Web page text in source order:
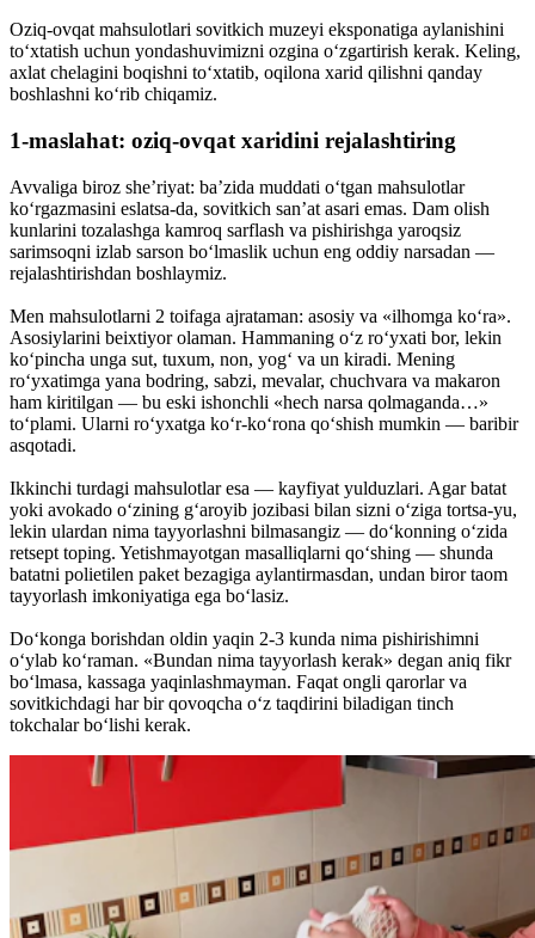
Oziq-ovqat mahsulotlari sovitkich muzeyi eksponatiga aylanishini
to‘xtatish uchun yondashuvimizni ozgina o‘zgartirish kerak. Keling,
axlat chelagini boqishni to‘xtatib, oqilona xarid qilishni qanday
boshlashni ko‘rib chiqamiz.
1-maslahat: oziq-ovqat xaridini rejalashtiring
Avvaliga biroz she’riyat: ba’zida muddati o‘tgan mahsulotlar
ko‘rgazmasini eslatsa-da, sovitkich san’at asari emas. Dam olish
kunlarini tozalashga kamroq sarflash va pishirishga yaroqsiz
sarimsoqni izlab sarson bo‘lmaslik uchun eng oddiy narsadan —
rejalashtirishdan boshlaymiz.
Men mahsulotlarni 2 toifaga ajrataman: asosiy va «ilhomga ko‘ra».
Asosiylarini beixtiyor olaman. Hammaning o‘z ro‘yxati bor, lekin
ko‘pincha unga sut, tuxum, non, yog‘ va un kiradi. Mening
ro‘yxatimga yana bodring, sabzi, mevalar, chuchvara va makaron
ham kiritilgan — bu eski ishonchli «hech narsa qolmaganda…»
to‘plami. Ularni ro‘yxatga ko‘r-ko‘rona qo‘shish mumkin — baribir
asqotadi.
Ikkinchi turdagi mahsulotlar esa — kayfiyat yulduzlari. Agar batat
yoki avokado o‘zining g‘aroyib jozibasi bilan sizni o‘ziga tortsa-yu,
lekin ulardan nima tayyorlashni bilmasangiz — do‘konning o‘zida
retsept toping. Yetishmayotgan masalliqlarni qo‘shing — shunda
batatni polietilen paket bezagiga aylantirmasdan, undan biror taom
tayyorlash imkoniyatiga ega bo‘lasiz.
Do‘konga borishdan oldin yaqin 2-3 kunda nima pishirishimni
o‘ylab ko‘raman. «Bundan nima tayyorlash kerak» degan aniq fikr
bo‘lmasa, kassaga yaqinlashmayman. Faqat ongli qarorlar va
sovitkichdagi har bir qovoqcha o‘z taqdirini biladigan tinch
tokchalar bo‘lishi kerak.